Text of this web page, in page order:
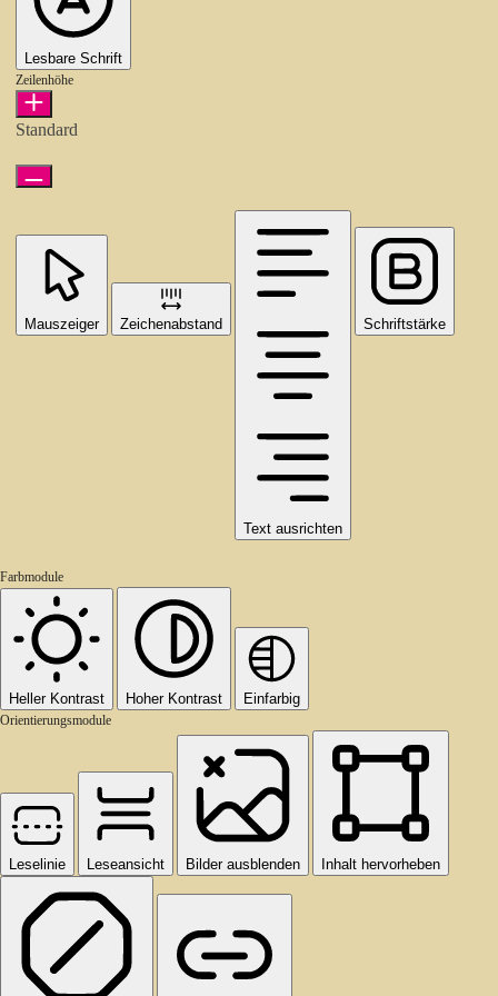
Lesbare Schrift
Zeilenhöhe
Standard
Mauszeiger Zeichenabstand
Text ausrichten
Schriftstärke
Farbmodule
Heller Kontrast Hoher Kontrast Einfarbig
Orientierungsmodule
Leselinie Leseansicht Bilder ausblenden Inhalt hervorheben